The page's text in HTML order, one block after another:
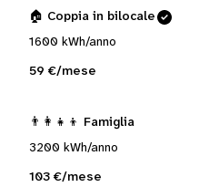
🏠 Coppia in bilocale
1600 kWh/anno
59 €/mese
👨‍👩‍👧‍👦 Famiglia
3200 kWh/anno
103 €/mese